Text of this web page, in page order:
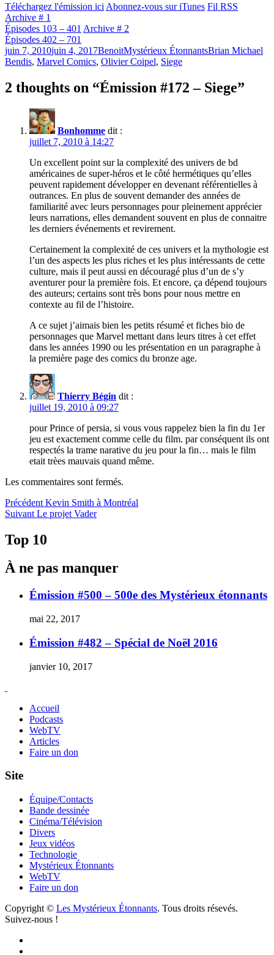
Téléchargez l'émission ici Abonnez-vous sur iTunes Fil RSS
Archive # 1
Épisodes 103 – 401 Archive # 2
Épisodes 402 – 701
Publié
le
juin 7, 2010juin 4, 2017BenoitCatégories
Mystérieux ÉtonnantsÉtiquettes
Brian Michael
Bendis, Marvel Comics, Olivier Coipel, Siege
2 thoughts on “Émission #172 – Siege”
Bonhomme dit :
juillet 7, 2010 à 14:27
Un excellent point sur la complexité des univers de bd
américaines de super-héros et le côté hermétiques qu’elles
peuvent rapidement développer en devenant référentielles à
outrances. En plus de souvent demander des années de
familiarité avec leurs personnages pour pleinement apprécier
leurs narrations, elles demandent souvent en plus de connaitre
les derniers événements et revirement.
Certainement la complexité de ces univers et la mythologie est
l’un des aspects les plus riches et les plus intéressants de cette
culture, mais il peut aussi en découragé plus d’un de s’y
aventurer pour la première fois. Et encore, ça dépend toujours
des auteurs; certains sont très bons pour nous mettre en
contexte au fil de l’histoire.
A ce sujet j’aimais bien les petits résumé et fiches bio de
personnages que Marvel mettant dans leurs titres à cet effet
dans les années 1990 ou les présentation en un paragraphe à
la première page des comics du bronze age.
Thierry Bégin dit :
juillet 19, 2010 à 09:27
pour Prince of persia, si vous vous rappelez bien la fin du 1er
jeu est exactement comme celle du film. par conséquent ils ont
respectés la trame narative du jeu pour la fin… mais le film
etait trèes mauvais quand même.
Les commentaires sont fermés.
Navigation
de
l'article
Précédent Article
précédent :
Kevin Smith à Montréal
Suivant Article
Le projet Vader
Top 10
À ne pas manquer
Émission #500 – 500e des Mystérieux étonnants
mai 22, 2017
Émission #482 – Spécial de Noël 2016
janvier 10, 2017
Accueil
Podcasts
WebTV
Articles
Faire un don
Site
Équipe/Contacts
Bande dessinée
Cinéma/Télévision
Divers
Jeux vidéos
Technologie
Mystérieux Étonnants
WebTV
Faire un don
Copyright © Les Mystérieux Étonnants. Tous droits résevés.
Suivez-nous !